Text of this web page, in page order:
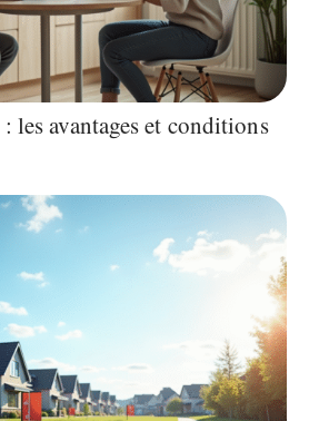
les avantages et conditions